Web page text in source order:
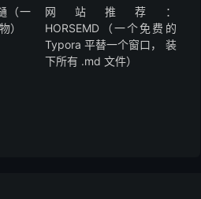
（一
）
网站推荐：
HORSEMD（一个免费的
Typora 平替一个窗口， 装
下所有 .md 文件）